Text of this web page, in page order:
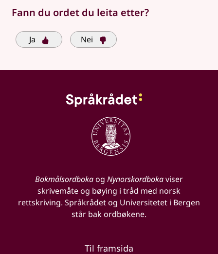
Fann du ordet du leita etter?
Ja Nei
Bokmålsordbokaog Nynorskordbokaviser
skrivemåte og bøying i tråd med norsk
rettskriving. Språkrådet og Universitetet i Bergen
står bak ordbøkene.
Til framsida